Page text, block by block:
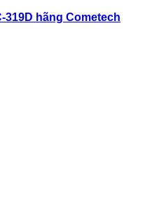
319D hãng Cometech